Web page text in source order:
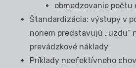
obmedzovanie počtu
Štandardizácia: výstupy v
noriem predstavujú „uzdu“
prevádzkové náklady
Príklady neefektívneho